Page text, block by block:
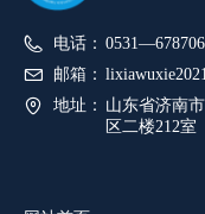
电话：
邮箱：
地址： 山东省济南
区二楼212室